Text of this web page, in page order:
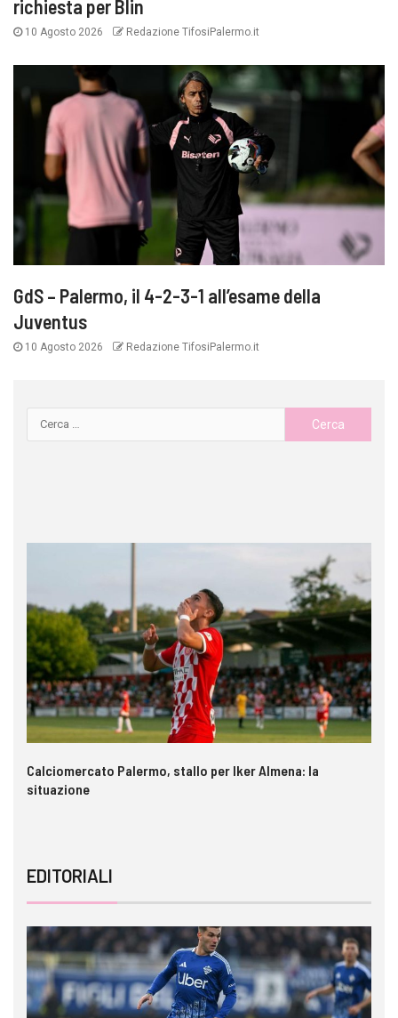
richiesta per Blin
10 Agosto 2026 Redazione TifosiPalermo.it
GdS – Palermo, il 4-2-3-1 all’esame della
Juventus
10 Agosto 2026 Redazione TifosiPalermo.it
Calciomercato Palermo, stallo per Iker Almena: la
situazione
EDITORIALI